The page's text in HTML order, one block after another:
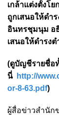
เกล้าแต่งตั้งโ
ถูกเสนอให้ดำ
อินทรชุมนุม อ
เสนอให้ดำรง
(ดูบัญชีรายชื่อ
นี่ http://
or-8-63.pdf)
ผู้สื่อข่าวสำนัก